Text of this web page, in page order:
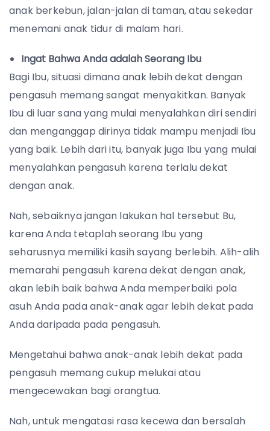
anak berkebun, jalan-jalan di taman, atau sekedar
menemani anak tidur di malam hari.
Ingat Bahwa Anda adalah Seorang Ibu
Bagi Ibu, situasi dimana anak lebih dekat dengan
pengasuh memang sangat menyakitkan. Banyak
Ibu di luar sana yang mulai menyalahkan diri sendiri
dan menganggap dirinya tidak mampu menjadi Ibu
yang baik. Lebih dari itu, banyak juga Ibu yang mulai
menyalahkan pengasuh karena terlalu dekat
dengan anak.
Nah, sebaiknya jangan lakukan hal tersebut Bu,
karena Anda tetaplah seorang Ibu yang
seharusnya memiliki kasih sayang berlebih. Alih-alih
memarahi pengasuh karena dekat dengan anak,
akan lebih baik bahwa Anda memperbaiki pola
asuh Anda pada anak-anak agar lebih dekat pada
Anda daripada pada pengasuh.
Mengetahui bahwa anak-anak lebih dekat pada
pengasuh memang cukup melukai atau
mengecewakan bagi orangtua.
Nah, untuk mengatasi rasa kecewa dan bersalah